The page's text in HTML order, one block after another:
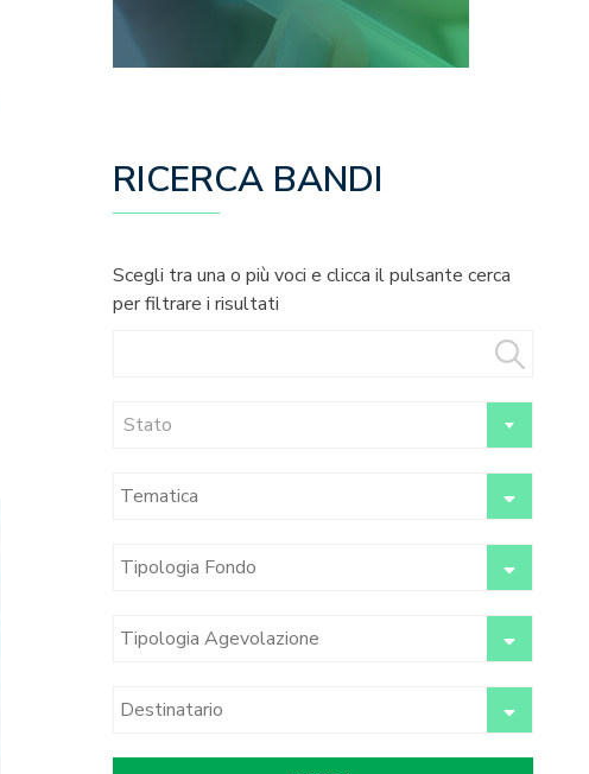
RICERCA BANDI
Scegli tra una o più voci e clicca il pulsante cerca
per filtrare i risultati
Stato